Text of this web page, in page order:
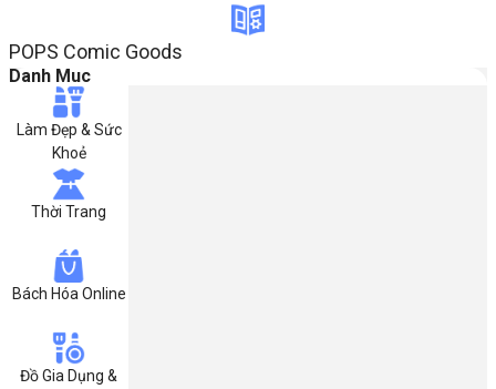
POPS Comic Goods
Danh Muc
Làm Đẹp & Sức
Khoẻ
Thời Trang
Bách Hóa Online
Đồ Gia Dụng &